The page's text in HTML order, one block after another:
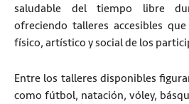
saludable del tiempo libre
ofreciendo talleres accesibles
físico, artístico y social de los
Entre los talleres disponibles
como fútbol, natación, vóley,